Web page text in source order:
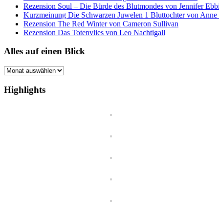
Rezension Soul – Die Bürde des Blutmondes von Jennifer
Kurzmeinung Die Schwarzen Juwelen 1 Bluttochter von
Rezension The Red Winter von Cameron Sullivan
Rezension Das Totenvlies von Leo Nachtigall
Alles auf einen Blick
Alles
einen
Blick
Highlights